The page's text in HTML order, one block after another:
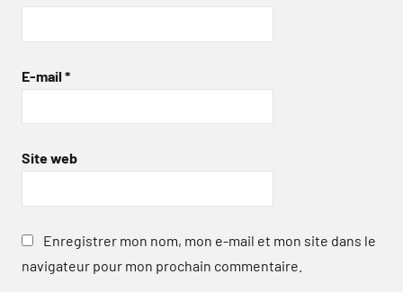
E-mail *
Site web
Enregistrer mon nom, mon e-mail et mon site dans le
navigateur pour mon prochain commentaire.